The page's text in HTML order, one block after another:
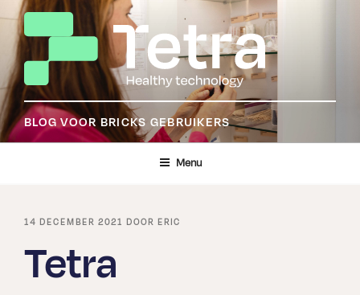
naar
inhoud
BLOG VOOR BRICKS GEBRUIKERS
Menu
GEPLAATST
14 DECEMBER 2021 DOOR ERIC
Tetra